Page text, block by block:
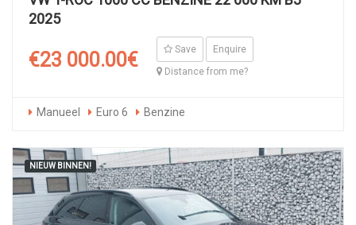
2025
€23 000.00€ Save
Enquire
Distance from me?
Manueel Euro 6 Benzine
NIEUW BINNEN!